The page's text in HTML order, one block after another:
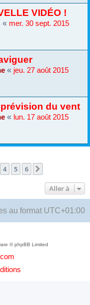
VIDÉO !
« mer. 30 sept. 2015
« jeu. 27 août 2015
du vent
« lun. 17 août 2015
4 5 6
Aller à
au format UTC+01:00
© phpBB Limited